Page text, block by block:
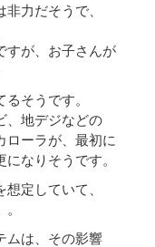
力だそうで、
すが、お子さんが
そうです。
、地デジなどの
ローラが、最初に
なりそうです。
定していて、
ムは、その影響